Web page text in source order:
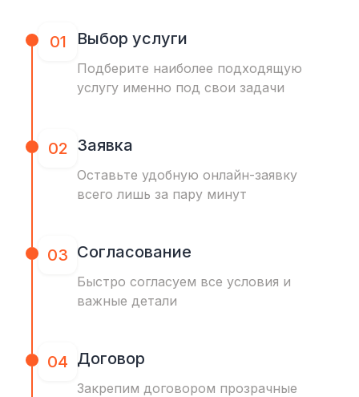
01 Выбор услуги
Подберите наиболее подходящую
услугу именно под свои задачи
02 Заявка
Оставьте удобную онлайн-заявку
всего лишь за пару минут
03 Согласование
Быстро согласуем все условия и
важные детали
04 Договор
Закрепим договором прозрачные